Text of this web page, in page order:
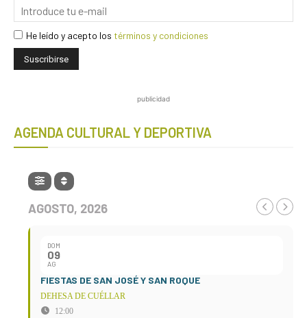
He leído y acepto los términos y condiciones
publicidad
AGENDA CULTURAL Y DEPORTIVA
AGOSTO, 2026
DOM
09
AG
FIESTAS DE SAN JOSÉ Y SAN ROQUE
DEHESA DE CUÉLLAR
12:00